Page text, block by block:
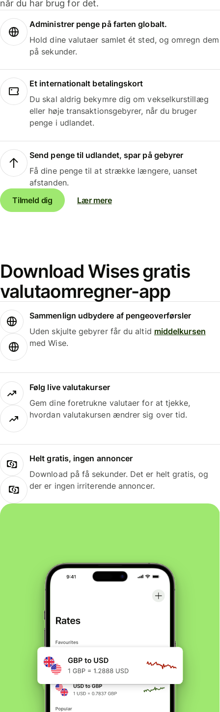
når du har brug for det.
Administrer penge på farten globalt.
Hold dine valutaer samlet ét sted, og omregn dem
på sekunder.
Et internationalt betalingskort
Du skal aldrig bekymre dig om vekselkurstillæg
eller høje transaktionsgebyrer, når du bruger
penge i udlandet.
Send penge til udlandet, spar på gebyrer
Få dine penge til at strække længere, uanset
afstanden.
Tilmeld dig
Lær mere
Download Wises gratis
valutaomregner-app
Sammenlign udbydere af pengeoverførsler
Uden skjulte gebyrer får du altid middelkursen
med Wise.
Følg live valutakurser
Gem dine foretrukne valutaer for at tjekke,
hvordan valutakursen ændrer sig over tid.
Helt gratis, ingen annoncer
Download på få sekunder. Det er helt gratis, og
der er ingen irriterende annoncer.